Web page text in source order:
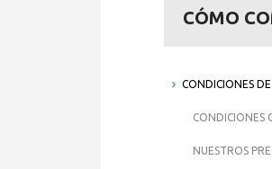
CÓMO
CONDICIONES
CONDICIONES
NUESTROS